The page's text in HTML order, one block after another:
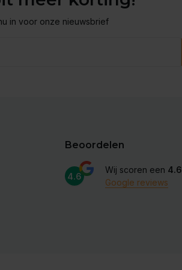
in voor onze nieuwsbrief
Beoordelen
4.6
Wij scoren een 4.6
Google reviews